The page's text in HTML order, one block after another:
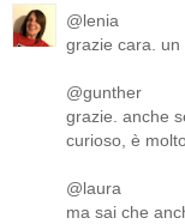
@lenia
grazie cara. un
@gunther
grazie. anche
curioso, è
@laura
ma sai che